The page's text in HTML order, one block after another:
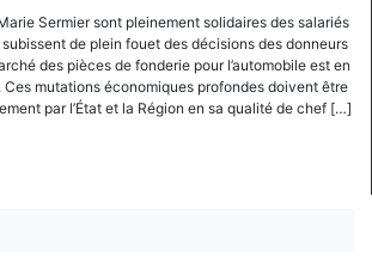
Bourgogne
et
la
Sermier sont pleinement solidaires des salariés
de plein fouet des décisions des donneurs
des pièces de fonderie pour l’automobile est en
mutations économiques profondes doivent être
par l’État et la Région en sa qualité de chef […]